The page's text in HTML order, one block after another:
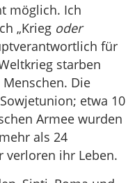
möglich. Ich
„Krieg oder
für
starben
Die
etwa 10
Armee wurden
als 24
verloren ihr Leben.